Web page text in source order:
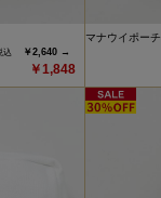
￥2,640 →
￥1,848
マナウイポーチ